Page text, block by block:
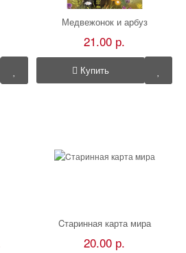
Медвежонок и арбуз
21.00 р.
Купить
Cтаринная карта мира
20.00 р.